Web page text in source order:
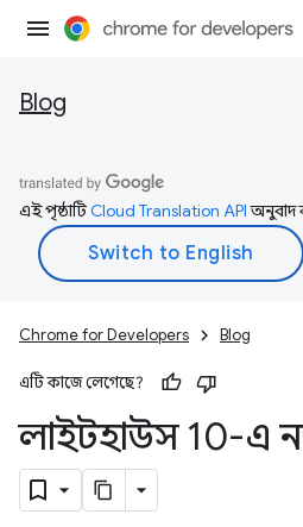
Blog
এই পৃষ্ঠাটিCloud Translation APIঅনুবাদ
Chrome for Developers Blog
এটি কাজে লেগেছে?
লাইটহাউস 10-এ